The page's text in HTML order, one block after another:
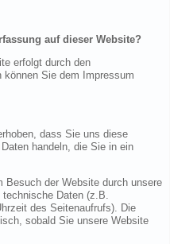
auf dieser Website?
erfolgt durch den
können Sie dem Impressum
dass Sie uns diese
handeln, die Sie in ein
Besuch der Website durch unsere
Daten (z.B.
des Seitenaufrufs). Die
sobald Sie unsere Website